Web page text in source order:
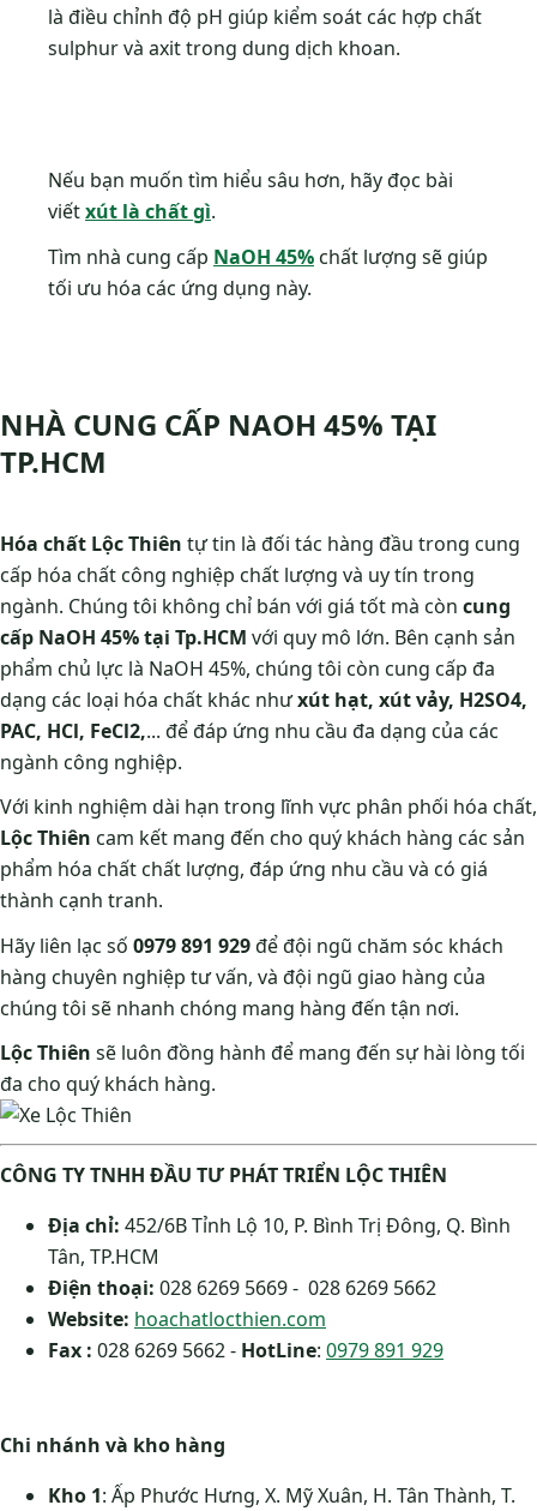
là điều chỉnh độ pH giúp kiểm soát các hợp chất
sulphur và axit trong dung dịch khoan.
Nếu bạn muốn tìm hiểu sâu hơn, hãy đọc bài
viếtxút là chất gì.
Tìm nhà cung cấp NaOH 45%chất lượng sẽ giúp
tối ưu hóa các ứng dụng này.
NHÀ CUNG CẤP NAOH 45% TẠI
TP.HCM
Hóa chất Lộc Thiên tự tin là đối tác hàng đầu trong cung
cấp hóa chất công nghiệp chất lượng và uy tín trong
ngành. Chúng tôi không chỉ bán với giá tốt mà còn cung
cấp NaOH 45% tại Tp.HCM với quy mô lớn. Bên cạnh sản
phẩm chủ lực là NaOH 45%, chúng tôi còn cung cấp đa
dạng các loại hóa chất khác nhưxút hạt, xút vảy, H2SO4,
PAC, HCl, FeCl2,... để đáp ứng nhu cầu đa dạng của các
ngành công nghiệp.
Với kinh nghiệm dài hạn trong lĩnh vực phân phối hóa chất,
Lộc Thiên cam kết mang đến cho quý khách hàng các sản
phẩm hóa chất chất lượng, đáp ứng nhu cầu và có giá
thành cạnh tranh.
Hãy liên lạc số 0979 891 929để đội ngũ chăm sóc khách
hàng chuyên nghiệp tư vấn, và đội ngũ giao hàng của
chúng tôi sẽ nhanh chóng mang hàng đến tận nơi.
Lộc Thiên sẽ luôn đồng hành để mang đến sự hài lòng tối
đa cho quý khách hàng.
CÔNG TY TNHH ĐẦU TƯ PHÁT TRIỂN LỘC THIÊN
Địa chỉ: 452/6B Tỉnh Lộ 10, P. Bình Trị Đông, Q. Bình
Tân, TP.HCM
Điện thoại: 028 6269 5669 - 028 6269 5662
Website: hoachatlocthien.com
Fax : 028 6269 5662 - HotLine: 0979 891 929
Chi nhánh và kho hàng
Kho 1: Ấp Phước Hưng, X. Mỹ Xuân, H. Tân Thành, T.